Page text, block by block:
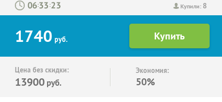
Купили: 8
: :
1740 руб.
Цена без скидки:
13900 руб.
Экономия:
50%